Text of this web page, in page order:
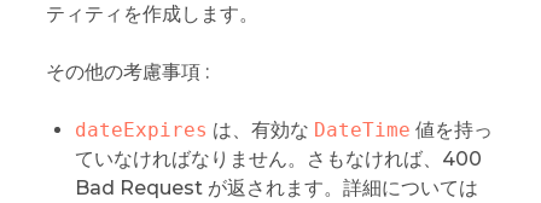
ティティを作成します。
その他の考慮事項 :
dateExpires は、有効な DateTime 値を持っ
ていなければなりません。さもなければ、400
Bad Request が返されます。詳細については